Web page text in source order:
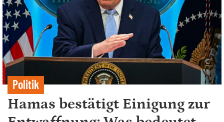
Politik
Hamas bestätigt Einigung zur